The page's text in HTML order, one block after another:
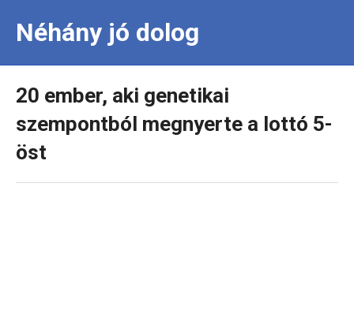
Néhány jó dolog
20 ember, aki genetikai
szempontból megnyerte a lottó 5-
öst